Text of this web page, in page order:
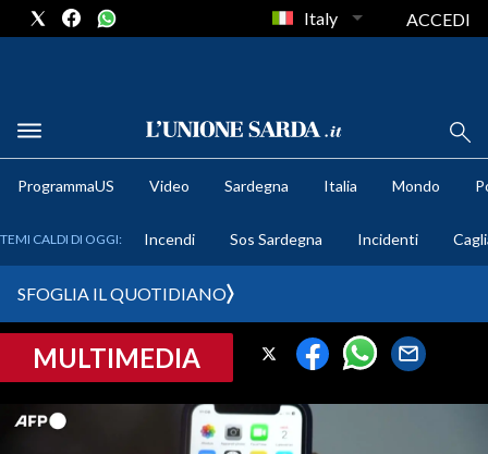
METEO
CRONACA SARDEGNA
PROVINCIA DI CAGLIARI
Italy ACCEDI
ProgrammaUS Video Sardegna Italia Mondo
TEMI CALDI DI OGGI: Incendi Sos Sardegna Incidenti
SFOGLIA IL QUOTIDIANO
MULTIMEDIA